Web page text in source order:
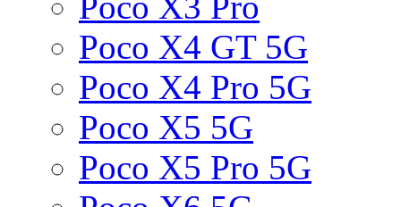
Poco X4 GT 5G
Poco X4 Pro 5G
Poco X5 5G
Poco X5 Pro 5G